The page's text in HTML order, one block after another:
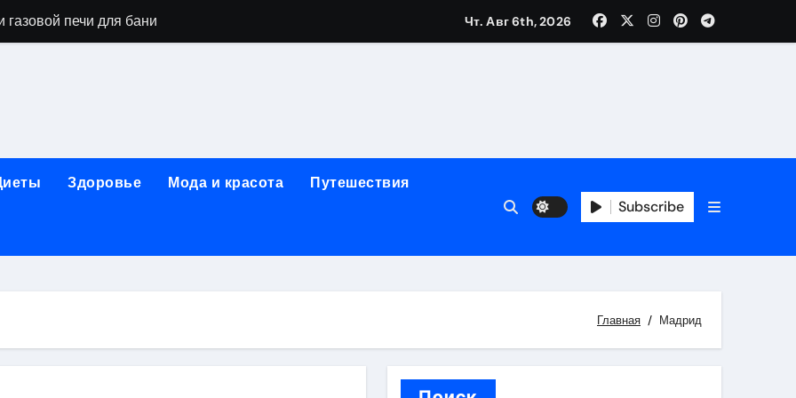
печи для бани
применения GPU-серверов
обучения и актуальные профессиональные ориентиры
реабилитации при алкогольной зависимости: персональный подход и лицензированные врачи
принципы, показания и этапы установки импланта за один день
Чт. Авг 6th, 2026
Здоровье Мода и красота Путешествия
Subscribe
Главная Мадрид